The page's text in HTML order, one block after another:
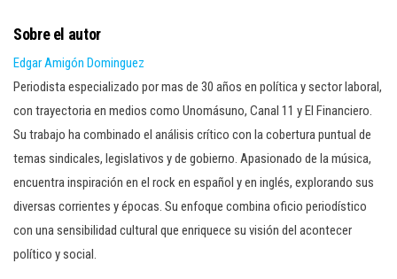
Sobre el autor
Edgar Amigón Dominguez
Periodista especializado por mas de 30 años en política y sector laboral,
con trayectoria en medios como Unomásuno, Canal 11 y El Financiero.
Su trabajo ha combinado el análisis crítico con la cobertura puntual de
temas sindicales, legislativos y de gobierno. Apasionado de la música,
encuentra inspiración en el rock en español y en inglés, explorando sus
diversas corrientes y épocas. Su enfoque combina oficio periodístico
con una sensibilidad cultural que enriquece su visión del acontecer
político y social.